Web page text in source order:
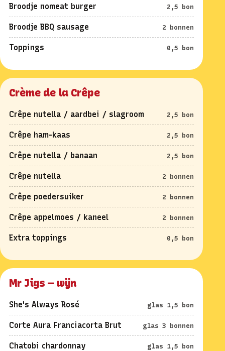
Broodje nomeat burger 2,5 bon
Broodje BBQ sausage 2 bonnen
Toppings 0,5 bon
Crème de la Crêpe
Crêpe nutella / aardbei / slagroom 2,5 bon
Crêpe ham-kaas 2,5 bon
Crêpe nutella / banaan 2,5 bon
Crêpe nutella 2 bonnen
Crêpe poedersuiker 2 bonnen
Crêpe appelmoes / kaneel 2 bonnen
Extra toppings 0,5 bon
Mr Jigs — wijn
She's Always Rosé glas 1,5 bon
Corte Aura Franciacorta Brut glas 3 bonnen
Chatobi chardonnay glas 1,5 bon